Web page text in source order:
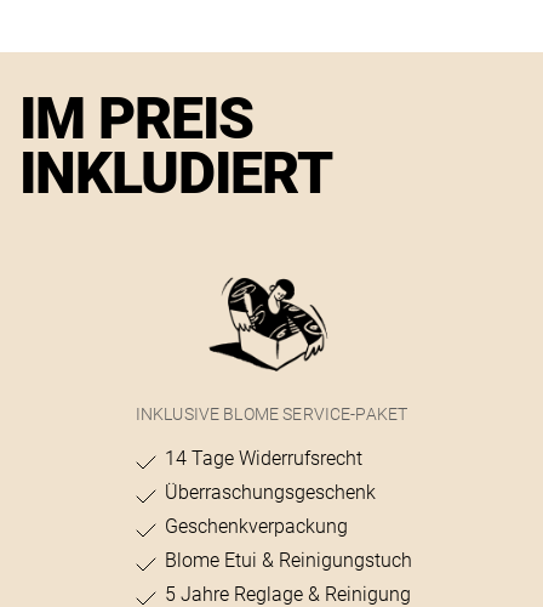
IM PREIS
INKLUDIERT
INKLUSIVE BLOME SERVICE-PAKET
14 Tage Widerrufsrecht
Überraschungsgeschenk
Geschenkverpackung
Blome Etui & Reinigungstuch
5 Jahre Reglage & Reinigung